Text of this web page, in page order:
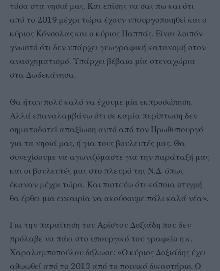
τόσα στα νησιά μας. Και επίσης να σας πω και ότι
από το 2019 μέχρι τώρα έχουν υπουργοποιηθεί και ο
κύριος Κόνσολας και ο κύριος Παππάς. Είναι λοιπόν
γνωστό ότι δεν υπάρχει γεωγραφική κατανομή στον
ανασχηματισμό. Υπάρχει βέβαια μία στεναχώρια
στα Δωδεκάνησα.
Θα ήταν πολύ καλό να έχουμε μία εκπροσώπηση.
Αλλά επαναλαμβάνω ότι σε καμία περίπτωση δεν
σηματοδοτεί απαξίωση αυτό από τον Πρωθυπουργό
για τα νησιά μας, ή για τους βουλευτές μας. Θα
συνεχίσουμε να αγωνιζόμαστε για την παράταξή μας
και οι βουλευτές μας στο πλευρό της Ν.Δ. όπως
έκαναν μέχρι τώρα. Και πιστεύω ότι κάποια στιγμή
θα έρθει μια ευκαιρία να ακούσουμε πάλι καλά νέα».
Για την παραίτηση του Αρίστου Δοξιάδη που δεν
πρόλαβε να πάει στο υπουργικό του γραφείο η κ.
Χαραλαμποπούλου δήλωσε: «Ο κύριος Δοξιάδης έχει
αθωωθεί από το 2013 από το ποινικό δικαστήριο. Ο